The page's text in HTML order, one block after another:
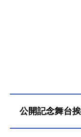
公開記念舞台